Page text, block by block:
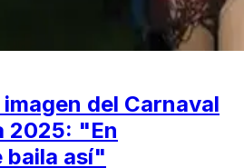
del Carnaval
2025: "En
baila así"